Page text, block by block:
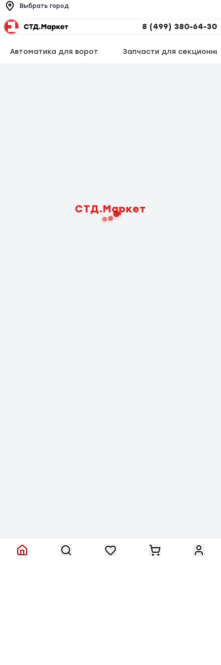
Выбрать город
8 (499) 380-64-30
Автоматика для ворот Запчасти для
СТД.Маркет